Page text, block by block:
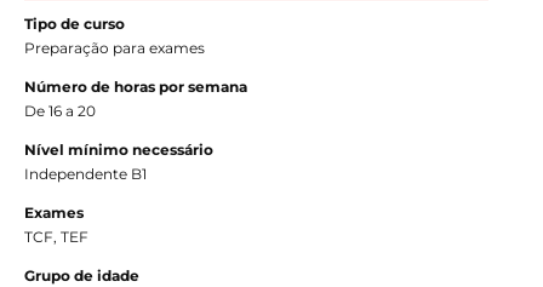
Tipo de curso
Preparação para exames
Número de horas por semana
De 16 a 20
Nível mínimo necessário
Independente B1
Exames
TCF, TEF
Grupo de idade